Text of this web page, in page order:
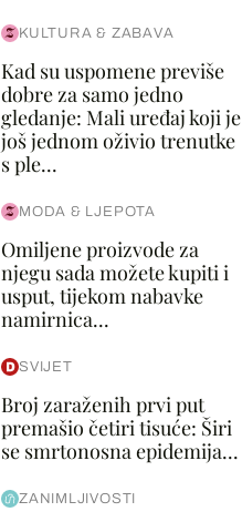
KULTURA & ZABAVA
Kad su uspomene previše
dobre za samo jedno
gledanje: Mali uređaj koji je
još jednom oživio trenutke
s ple...
MODA & LJEPOTA
Omiljene proizvode za
njegu sada možete kupiti i
usput, tijekom nabavke
namirnica...
SVIJET
Broj zaraženih prvi put
premašio četiri tisuće: Širi
se smrtonosna epidemija...
ZANIMLJIVOSTI